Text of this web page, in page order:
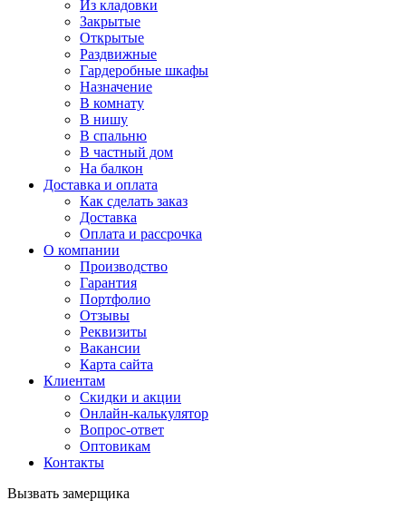
Из кладовки
Закрытые
Открытые
Раздвижные
Гардеробные шкафы
Назначение
В комнату
В нишу
В спальню
В частный дом
На балкон
Доставка и оплата
Как сделать заказ
Доставка
Оплата и рассрочка
О компании
Производство
Гарантия
Портфолио
Отзывы
Реквизиты
Вакансии
Карта сайта
Клиентам
Скидки и акции
Онлайн-калькулятор
Вопрос-ответ
Оптовикам
Контакты
Вызвать замерщика